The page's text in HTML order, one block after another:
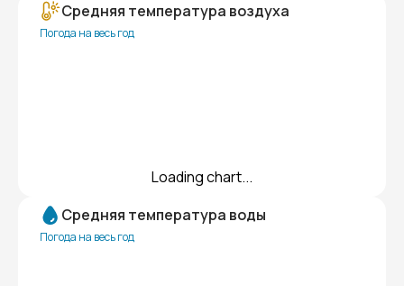
Средняя температура воздуха
Погода на весь год
Loading chart...
Средняя температура воды
Погода на весь год